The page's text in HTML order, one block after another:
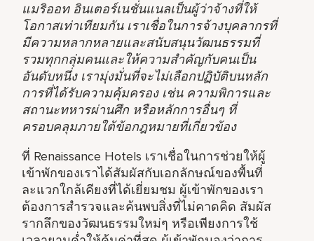
แมริออท อินเตอร์เนชั่นแนลเป็นผู้ว่าจ้างที่ให้
โอกาสเท่าเทียมกัน เราเชื่อในการจ้างบุคลากรที่
มีความหลากหลายและสนับสนุนวัฒนธรรมที่
รวมทุกกลุ่มคนและให้ความสำคัญกับคนเป็น
อันดับหนึ่ง เรามุ่งมั่นที่จะไม่เลือกปฏิบัติบนหลัก
การที่ได้รับความคุ้มครอง เช่น ความพิการและ
สถานะทหารผ่านศึก หรือหลักการอื่นๆ ที่
ครอบคลุมภายใต้ข้อกฎหมายที่เกี่ยวข้อง
ที่ Renaissance Hotels เราเชื่อในการช่วยให้ผู้
เข้าพักของเราได้สัมผัสกับเอกลักษณ์ของพื้นที่
ละแวกใกล้เคียงที่ได้เยี่ยมชม ผู้เข้าพักของเรา
ต้องการสำรวจและค้นพบสิ่งที่ไม่คาดคิด สัมผัส
รากลึกของวัฒนธรรมใหม่ๆ หรือเพียงการใช้